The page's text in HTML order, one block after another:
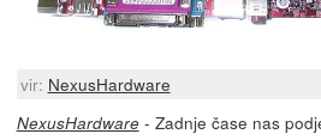
vir: NexusHardware
NexusHardware- Zadnje čase nas